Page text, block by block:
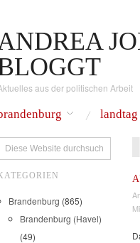
aus der politischen Arbeit
landtag
Brandenburg (865)
Brandenburg (Havel)
(49)